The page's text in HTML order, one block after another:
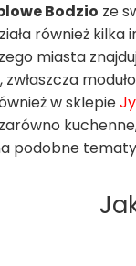
Bodzio ze
również
miasta
zwłaszcza
w sklepie
podobne tematy